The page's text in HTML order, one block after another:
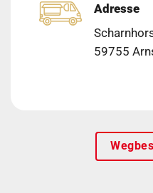
Adresse
59755